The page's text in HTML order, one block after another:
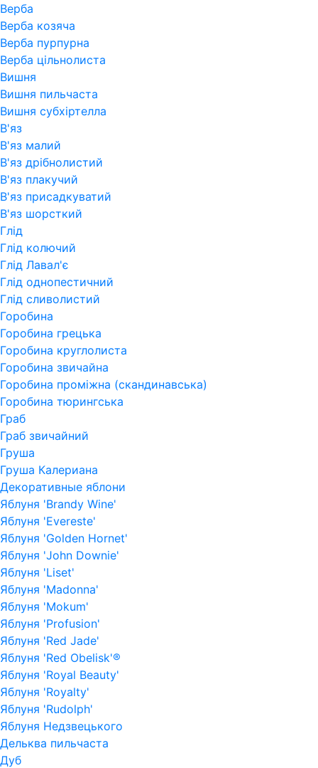
Верба
Верба козяча
Верба пурпурна
Верба цільнолиста
Вишня
Вишня пильчаста
Вишня субхіртелла
В'яз
В'яз малий
В'яз дрібнолистий
В'яз плакучий
В'яз присадкуватий
В'яз шорсткий
Глід
Глід колючий
Глід Лавал'є
Глід однопестичний
Глід сливолистий
Горобина
Горобина грецька
Горобина круглолиста
Горобина звичайна
Горобина проміжна (скандинавська)
Горобина тюрингська
Граб
Граб звичайний
Груша
Груша Калериана
Декоративные яблони
Яблуня 'Brandy Wine'
Яблуня 'Evereste'
Яблуня 'Golden Hornet'
Яблуня 'John Downie'
Яблуня 'Liset'
Яблуня 'Madonna'
Яблуня 'Mokum'
Яблуня 'Profusion'
Яблуня 'Red Jade'
Яблуня 'Red Obelisk'®
Яблуня 'Royal Beauty'
Яблуня 'Royalty'
Яблуня 'Rudolph'
Яблуня Недзвецького
Дельква пильчаста
Дуб